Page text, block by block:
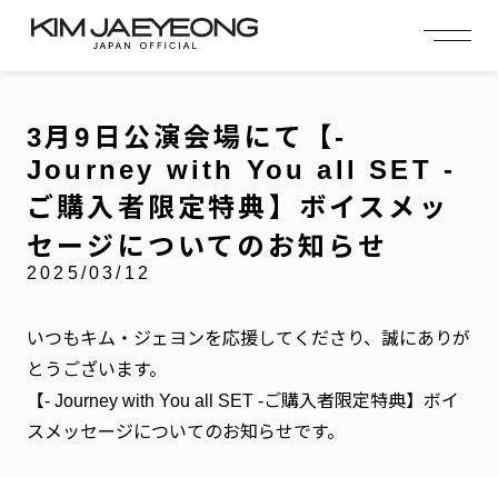
NEWS
ニュース
プロフィール
EVENT
イベント
MEMBERSHIP
OFFICIAL MENU
FC NEWS VIDEO GALLERY
arrow_right arrow_right LOGIN
3月9日公演会場にて【-
Journey with You all SET -
ご購入者限定特典】ボイスメッ
セージについてのお知らせ
2025/03/12
いつもキム・ジェヨンを応援してくださり、誠にありが
とうございます。
【- Journey with You all SET -ご購入者限定特典】ボイ
スメッセージについてのお知らせです。